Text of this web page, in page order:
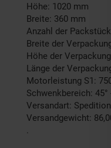
Höhe: 1020 mm
Breite: 360 mm
Anzahl der
Breite der
Höhe der
Länge der
Motorleistung S1:
Schwenkbereich: 45° -
Versandart: Spedition
Versandgewicht:
.